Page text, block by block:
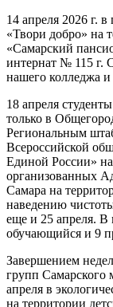
14 апреля 2026 г. в
«Твори добро» на
«Самарский
интернат № 115 г.
нашего колледжа и
18 апреля
только в
Региональным
Всероссийской
Единой России»
организованных
Самара на
наведению
еще и 25 апреля. В
обучающийся и 9
Завершением
групп
апреля в
на территории